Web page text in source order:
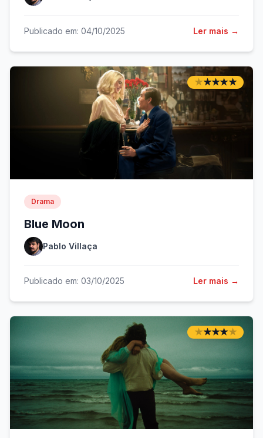
Publicado em: 04/10/2025 Ler mais →
★★
★★
★★
★★
★ ★
Drama
Blue Moon
Pablo Villaça
Publicado em: 03/10/2025 Ler mais →
★★
★★
★★
★★
★ ★